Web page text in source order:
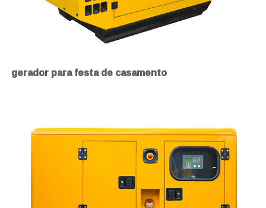
gerador para festa de casamento